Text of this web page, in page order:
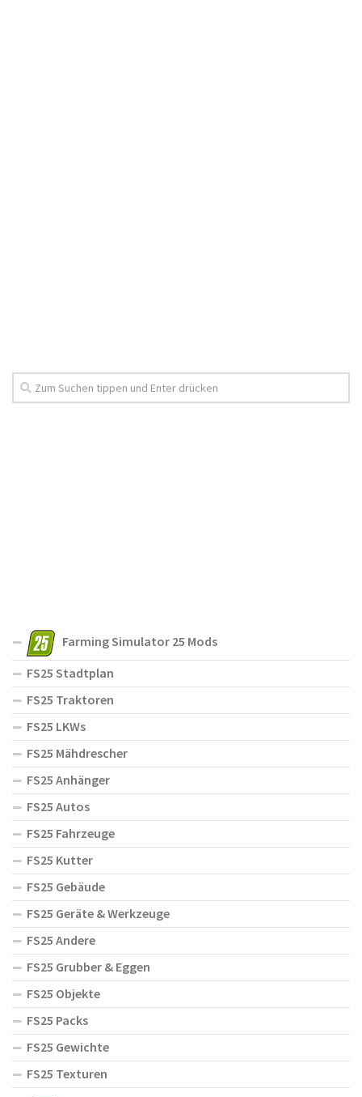
Farming Simulator 25 Mods
FS25 Stadtplan
FS25 Traktoren
FS25 LKWs
FS25 Mähdrescher
FS25 Anhänger
FS25 Autos
FS25 Fahrzeuge
FS25 Kutter
FS25 Gebäude
FS25 Geräte & Werkzeuge
FS25 Andere
FS25 Grubber & Eggen
FS25 Objekte
FS25 Packs
FS25 Gewichte
FS25 Texturen